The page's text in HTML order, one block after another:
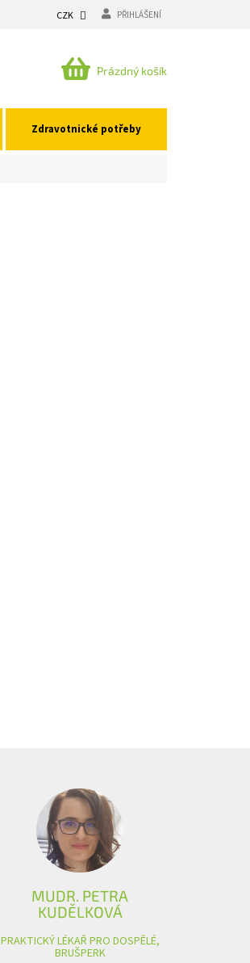
CZK PŘIHLÁŠENÍ
NÁKUPNÍ
Prázdný košík
Zdravotnické potřeby
MUDR. PETRA
KUDĚLKOVÁ
PRAKTICKÝ LÉKAŘ PRO DOSPĚLÉ,
BRUŠPERK